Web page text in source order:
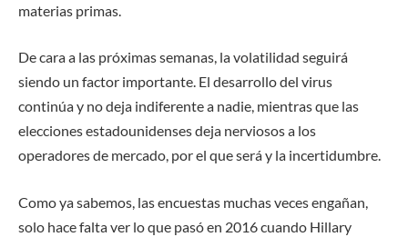
materias primas.
De cara a las próximas semanas, la volatilidad seguirá
siendo un factor importante. El desarrollo del virus
continúa y no deja indiferente a nadie, mientras que las
elecciones estadounidenses deja nerviosos a los
operadores de mercado, por el que será y la incertidumbre.
Como ya sabemos, las encuestas muchas veces engañan,
solo hace falta ver lo que pasó en 2016 cuando Hillary